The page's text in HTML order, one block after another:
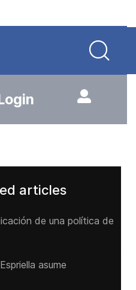
articles
de una política de
asume